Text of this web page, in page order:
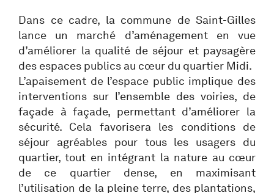
Dans ce cadre, la commune de Saint-Gilles
lance un marché d’aménagement en vue
d’améliorer la qualité de séjour et paysagère
des espaces publics au cœur du quartier Midi.
L’apaisement de l’espace public implique des
interventions sur l’ensemble des voiries, de
façade à façade, permettant d’améliorer la
sécurité. Cela favorisera les conditions de
séjour agréables pour tous les usagers du
quartier, tout en intégrant la nature au cœur
de ce quartier dense, en maximisant
l’utilisation de la pleine terre, des plantations,